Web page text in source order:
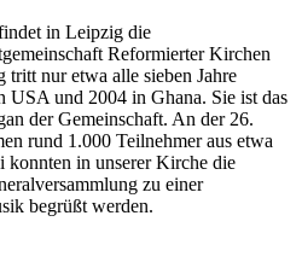
in Leipzig die
Reformierter Kirchen
tritt nur etwa alle sieben Jahre
USA und 2004 in Ghana. Sie ist das
der Gemeinschaft. An der 26.
rund 1.000 Teilnehmer aus etwa
konnten in unserer Kirche die
zu einer
begrüßt werden.